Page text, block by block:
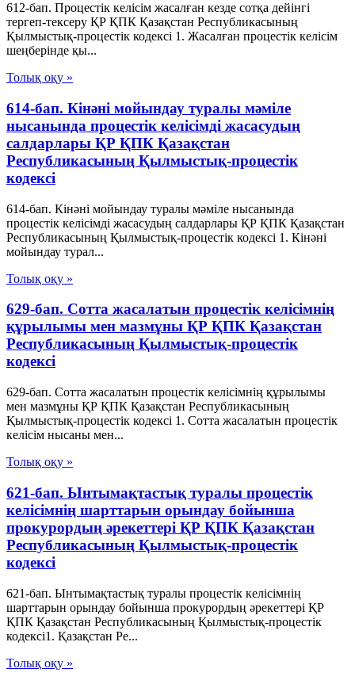
612-бап. Процестік келісім жасалған кезде сотқа дейінгі
тергеп-тексеру ҚР ҚПК Қазақстан Республикасының
Қылмыстық-процестік кодексi 1. Жасалған процестік келісім
шеңберінде қы...
Толық оқу »
614-бап. Кінәні мойындау туралы мәміле
нысанында процестік келісімді жасасудың
салдарлары ҚР ҚПК Қазақстан
Республикасының Қылмыстық-процестік
кодексi
614-бап. Кінәні мойындау туралы мәміле нысанында
процестік келісімді жасасудың салдарлары ҚР ҚПК Қазақстан
Республикасының Қылмыстық-процестік кодексi 1. Кінәні
мойындау турал...
Толық оқу »
629-бап. Сотта жасалатын процестік келісімнің
құрылымы мен мазмұны ҚР ҚПК Қазақстан
Республикасының Қылмыстық-процестік
кодексi
629-бап. Сотта жасалатын процестік келісімнің құрылымы
мен мазмұны ҚР ҚПК Қазақстан Республикасының
Қылмыстық-процестік кодексi 1. Сотта жасалатын процестік
келісім нысаны мен...
Толық оқу »
621-бап. Ынтымақтастық туралы процестік
келісімнің шарттарын орындау бойынша
прокурордың әрекеттері ҚР ҚПК Қазақстан
Республикасының Қылмыстық-процестік
кодексi
621-бап. Ынтымақтастық туралы процестік келісімнің
шарттарын орындау бойынша прокурордың әрекеттері ҚР
ҚПК Қазақстан Республикасының Қылмыстық-процестік
кодексi1. Қазақстан Ре...
Толық оқу »